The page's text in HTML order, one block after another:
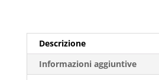
Descrizione
Informazioni aggiuntive